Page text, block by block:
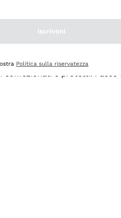
e protetti.
Iscrivimi
Politica sulla riservatezza